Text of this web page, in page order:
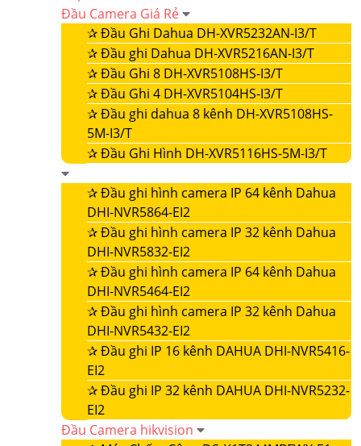
Đầu Camera Giá Rẻ
✰Đầu Ghi Dahua DH-XVR5232AN-I3/T
✰Đầu ghi Dahua DH-XVR5216AN-I3/T
✰Đầu Ghi 8 DH-XVR5108HS-I3/T
✰Đầu Ghi 4 DH-XVR5104HS-I3/T
✰Đầu ghi dahua 8 kênh DH-XVR5108HS-
5M-I3/T
✰Đầu Ghi Hình DH-XVR5116HS-5M-I3/T
✰Đầu ghi hình camera IP 64 kênh Dahua
DHI-NVR5864-EI2
✰Đầu ghi hình camera IP 32 kênh Dahua
DHI-NVR5832-EI2
✰Đầu ghi hình camera IP 64 kênh Dahua
DHI-NVR5464-EI2
✰Đầu ghi hình camera IP 32 kênh Dahua
DHI-NVR5432-EI2
✰Đầu ghi IP 16 kênh DAHUA DHI-NVR5416-
EI2
✰Đầu ghi IP 32 kênh DAHUA DHI-NVR5232-
EI2
Đầu Camera hikvision